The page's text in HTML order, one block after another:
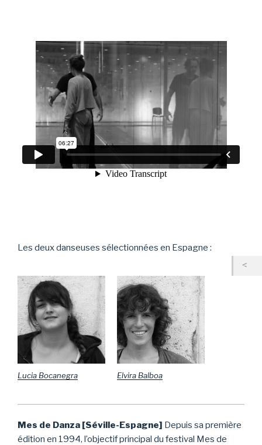
Les deux danseuses sélectionnées en Espagne :
Lucia Bocanegra Elvira Balboa
Mes de Danza [Séville-Espagne] Depuis sa première
édition en 1994, l’objectif principal du festival Mes de